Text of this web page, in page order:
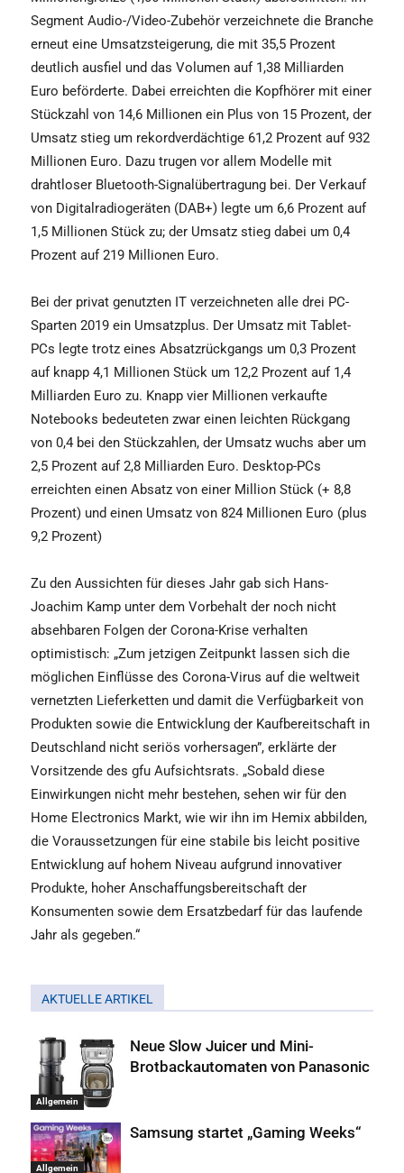
Segment Audio-/Video-Zubehör verzeichnete die Branche
erneut eine Umsatzsteigerung, die mit 35,5 Prozent
deutlich ausfiel und das Volumen auf 1,38 Milliarden
Euro beförderte. Dabei erreichten die Kopfhörer mit einer
Stückzahl von 14,6 Millionen ein Plus von 15 Prozent, der
Umsatz stieg um rekordverdächtige 61,2 Prozent auf 932
Millionen Euro. Dazu trugen vor allem Modelle mit
drahtloser Bluetooth-Signalübertragung bei. Der Verkauf
von Digitalradiogeräten (DAB+) legte um 6,6 Prozent auf
1,5 Millionen Stück zu; der Umsatz stieg dabei um 0,4
Prozent auf 219 Millionen Euro.
Bei der privat genutzten IT verzeichneten alle drei PC-
Sparten 2019 ein Umsatzplus. Der Umsatz mit Tablet-
PCs legte trotz eines Absatzrückgangs um 0,3 Prozent
auf knapp 4,1 Millionen Stück um 12,2 Prozent auf 1,4
Milliarden Euro zu. Knapp vier Millionen verkaufte
Notebooks bedeuteten zwar einen leichten Rückgang
von 0,4 bei den Stückzahlen, der Umsatz wuchs aber um
2,5 Prozent auf 2,8 Milliarden Euro. Desktop-PCs
erreichten einen Absatz von einer Million Stück (+ 8,8
Prozent) und einen Umsatz von 824 Millionen Euro (plus
9,2 Prozent)
Zu den Aussichten für dieses Jahr gab sich Hans-
Joachim Kamp unter dem Vorbehalt der noch nicht
absehbaren Folgen der Corona-Krise verhalten
optimistisch: „Zum jetzigen Zeitpunkt lassen sich die
möglichen Einflüsse des Corona-Virus auf die weltweit
vernetzten Lieferketten und damit die Verfügbarkeit von
Produkten sowie die Entwicklung der Kaufbereitschaft in
Deutschland nicht seriös vorhersagen”, erklärte der
Vorsitzende des gfu Aufsichtsrats. „Sobald diese
Einwirkungen nicht mehr bestehen, sehen wir für den
Home Electronics Markt, wie wir ihn im Hemix abbilden,
die Voraussetzungen für eine stabile bis leicht positive
Entwicklung auf hohem Niveau aufgrund innovativer
Produkte, hoher Anschaffungsbereitschaft der
Konsumenten sowie dem Ersatzbedarf für das laufende
Jahr als gegeben.“
AKTUELLE ARTIKEL
Allgemein
Neue Slow Juicer und Mini-
Brotbackautomaten von Panasonic
Allgemein
Samsung startet „Gaming Weeks“